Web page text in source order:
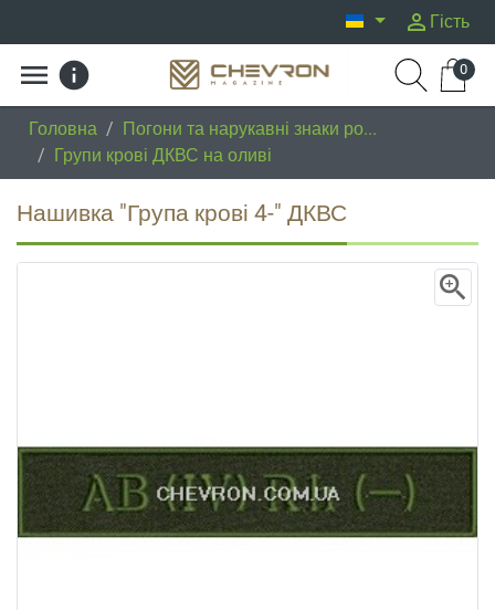
person_outline Гість
menu info 0
Головна / Погони та нарукавні знаки ро...
/ Групи крові ДКВС на оливі
Нашивка "Група крові 4-" ДКВС
zoom_in